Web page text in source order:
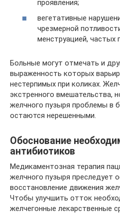
проявления;
вегетативные
чрезмерной
менструацией, частых
Больные могут отмечать и
выраженность которых
нестерпимых при коликах.
экстренного вмешательства,
желчного пузыря проблемы в
остаются нерешенными.
Обоснование
антибиотиков
Медикаментозная терапия
желчного пузыря преследует
восстановление движения
Чтобы улучшить отток
желчегонные лекарственные